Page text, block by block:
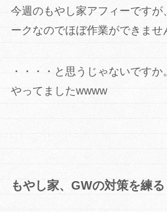
今週のもやし家アフィーですが
ークなのでほぼ作業ができませ
・・・・と思うじゃないです
やってましたwwww
もやし家、GWの対策を練る